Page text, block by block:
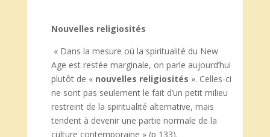
Nouvelles religiosités
« Dans la mesure où la spiritualité du New
Age est restée marginale, on parle aujourd’hui
plutôt de « nouvelles religiosités ». Celles-ci
ne sont pas seulement le fait d’un petit milieu
restreint de la spiritualité alternative, mais
tendent à devenir une partie normale de la
culture contemporaine » (p 133).